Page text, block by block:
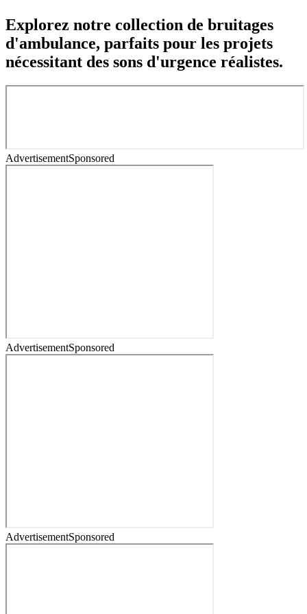
Explorez notre collection de bruitages
d'ambulance, parfaits pour les projets
nécessitant des sons d'urgence réalistes.
AdvertisementSponsored
AdvertisementSponsored
AdvertisementSponsored